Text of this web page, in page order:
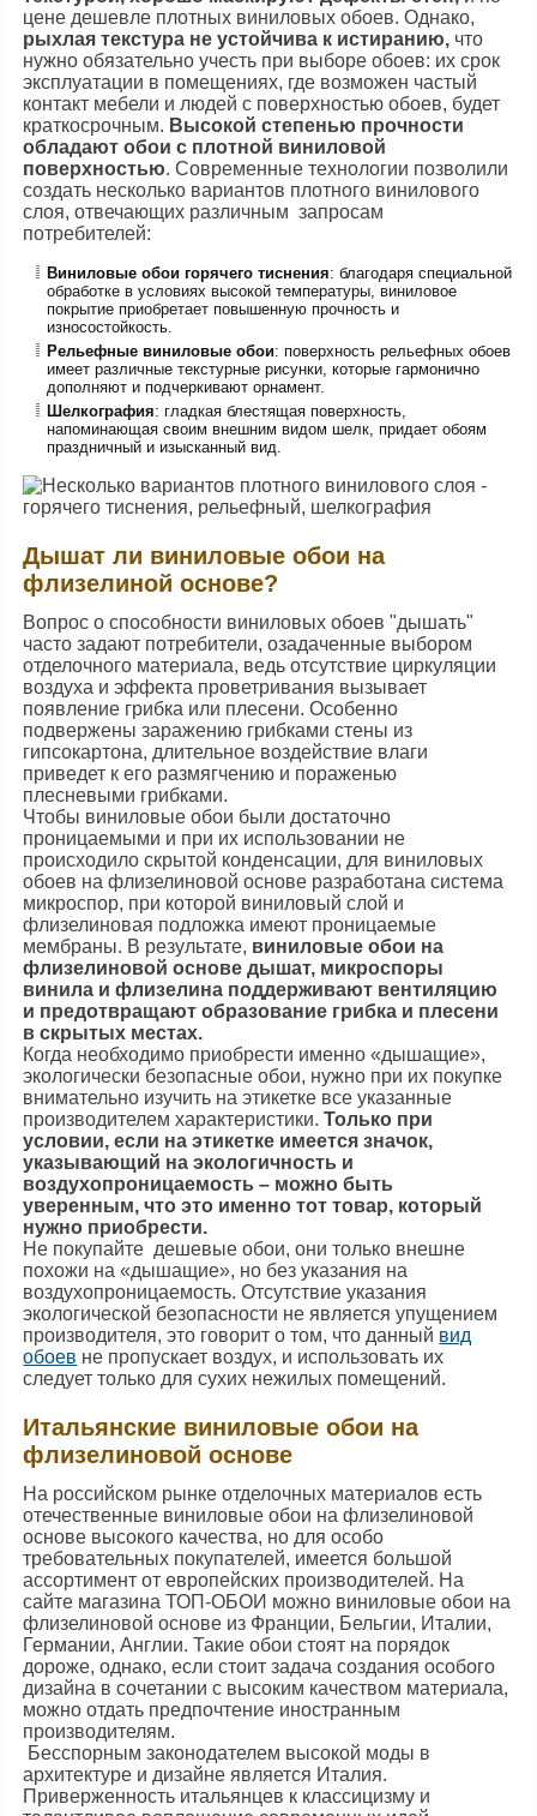
цене дешевле плотных виниловых обоев. Однако,
рыхлая текстура не устойчива к истиранию, что
нужно обязательно учесть при выборе обоев: их срок
эксплуатации в помещениях, где возможен частый
контакт мебели и людей с поверхностью обоев, будет
краткосрочным. Высокой степенью прочности
обладают обои с плотной виниловой
поверхностью. Современные технологии позволили
создать несколько вариантов плотного винилового
слоя, отвечающих различным запросам
потребителей:
Виниловые обои горячего тиснения: благодаря специальной
обработке в условиях высокой температуры, виниловое
покрытие приобретает повышенную прочность и
износостойкость.
Рельефные виниловые обои: поверхность рельефных обоев
имеет различные текстурные рисунки, которые гармонично
дополняют и подчеркивают орнамент.
Шелкография: гладкая блестящая поверхность,
напоминающая своим внешним видом шелк, придает обоям
праздничный и изысканный вид.
Дышат ли виниловые обои на
флизелиной основе?
Вопрос о способности виниловых обоев "дышать"
часто задают потребители, озадаченные выбором
отделочного материала, ведь отсутствие циркуляции
воздуха и эффекта проветривания вызывает
появление грибка или плесени. Особенно
подвержены заражению грибками стены из
гипсокартона, длительное воздействие влаги
приведет к его размягчению и пораженью
плесневыми грибками.
Чтобы виниловые обои были достаточно
проницаемыми и при их использовании не
происходило скрытой конденсации, для виниловых
обоев на флизелиновой основе разработана система
микроспор, при которой виниловый слой и
флизелиновая подложка имеют проницаемые
мембраны. В результате, виниловые обои на
флизелиновой основе дышат, микроспоры
винила и флизелина поддерживают вентиляцию
и предотвращают образование грибка и плесени
в скрытых местах.
Когда необходимо приобрести именно «дышащие»,
экологически безопасные обои, нужно при их покупке
внимательно изучить на этикетке все указанные
производителем характеристики.Только при
условии, если на этикетке имеется значок,
указывающий на экологичность и
воздухопроницаемость – можно быть
уверенным, что это именно тот товар, который
нужно приобрести.
Не покупайте дешевые обои, они только внешне
похожи на «дышащие», но без указания на
воздухопроницаемость. Отсутствие указания
экологической безопасности не является упущением
производителя, это говорит о том, что данный вид
обоев не пропускает воздух, и использовать их
следует только для сухих нежилых помещений.
Итальянские виниловые обои на
флизелиновой основе
На российском рынке отделочных материалов есть
отечественные виниловые обои на флизелиновой
основе высокого качества, но для особо
требовательных покупателей, имеется большой
ассортимент от европейских производителей. На
сайте магазина ТОП-ОБОИ можно виниловые обои на
флизелиновой основе из Франции, Бельгии, Италии,
Германии, Англии. Такие обои стоят на порядок
дороже, однако, если стоит задача создания особого
дизайна в сочетании с высоким качеством материала,
можно отдать предпочтение иностранным
производителям.
Бесспорным законодателем высокой моды в
архитектуре и дизайне является Италия.
Приверженность итальянцев к классицизму и